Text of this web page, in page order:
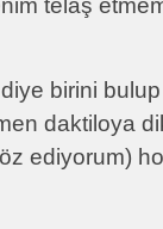
telaş
birini
daktiloya
ediyorum)